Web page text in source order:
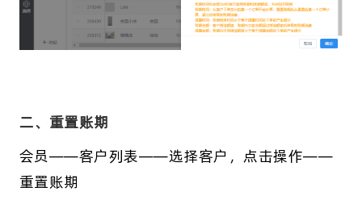
二、重置账期
会员——客户列表——选择客户，点击操作——
重置账期